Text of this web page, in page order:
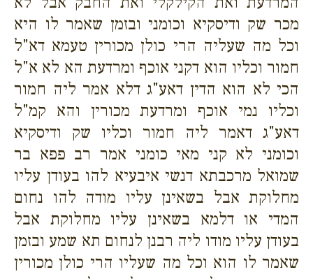
מכר שק ודיסקיא וכומני ובזמן שאמר לו היא
וכל מה שעליה הרי כולן מכורין טעמא דא"ל
חמור וכליו הוא דקני אוכף ומרדעת הא לא א"ל
הכי לא הוא הדין דאע"ג דלא אמר ליה חמור
וכליו נמי אוכף ומרדעת מכורין והא קמ"ל
דאע"ג דאמר ליה חמור וכליו שק ודיסקיא
וכומני לא קני מאי כומני אמר רב פפא בר
שמואל מרכבתא דנשי איבעיא להו בעודן עליו
מחלוקת אבל בשאינן עליו מודה להו נחום
המדי או דלמא בשאינן עליו מחלוקת אבל
בעודן עליו מודו ליה רבנן לנחום תא שמע ובזמן
שאמר לו הוא וכל מה שעליו הרי כולן מכורין